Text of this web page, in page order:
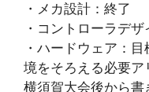
・メカ設計：終了
・コントローラデ
・ハードウェア：
境をそろえる必要ア
横須賀大会後から書